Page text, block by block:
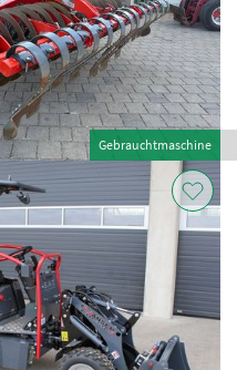
Gebrauchtmaschine